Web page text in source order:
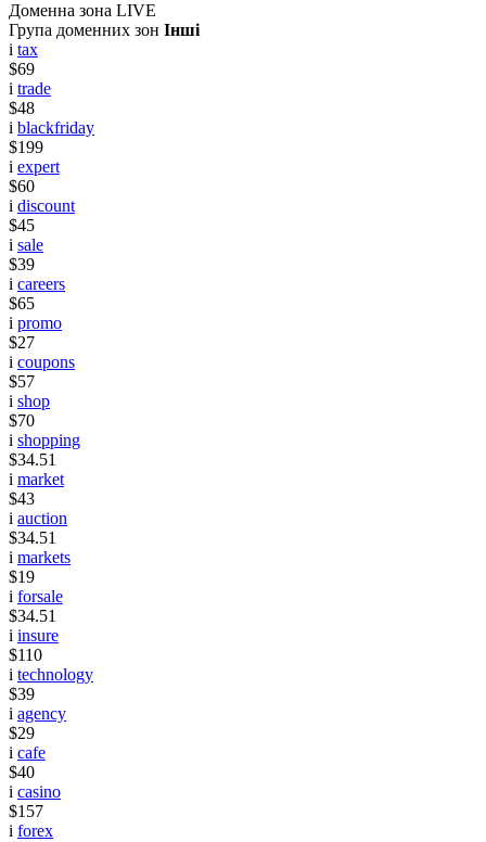
Доменна зона LIVE
Група доменних зон Інші
i tax
$69
i trade
$48
i blackfriday
$199
i expert
$60
i discount
$45
i sale
$39
i careers
$65
i promo
$27
i coupons
$57
i shop
$70
i shopping
$34.51
i market
$43
i auction
$34.51
i markets
$19
i forsale
$34.51
i insure
$110
i technology
$39
i agency
$29
i cafe
$40
i casino
$157
i forex